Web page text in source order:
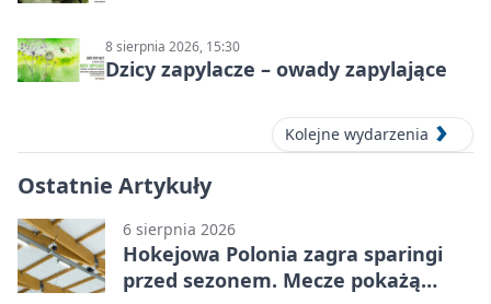
8 sierpnia 2026, 15:30
Dzicy zapylacze – owady zapylające
Kolejne wydarzenia
Ostatnie Artykuły
6 sierpnia 2026
Hokejowa Polonia zagra sparingi
przed sezonem. Mecze pokażą